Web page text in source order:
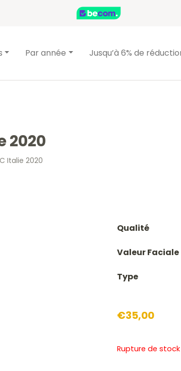
Par année Jusqu’à 6% de
2020
Italie 2020
Qualité
Valeur Faciale
Type
€35,00
Rupture de stock